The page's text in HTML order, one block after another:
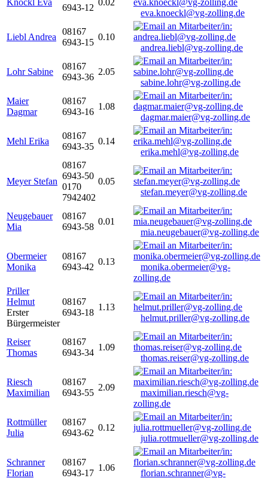
Knöckl Eva
6943-12
0.02
eva.knoeckl@vg-zolling.de
Liebl Andrea
08167
6943-15
0.10
andrea.liebl@vg-zolling.de
Lohr Sabine
08167
6943-36
2.05
sabine.lohr@vg-zolling.de
Maier
Dagmar
08167
6943-16
1.08
dagmar.maier@vg-zolling.de
Mehl Erika
08167
6943-35
0.14
erika.mehl@vg-zolling.de
Meyer Stefan
08167
6943-50
0170
7942402
0.05
stefan.meyer@vg-zolling.de
Neugebauer
Mia
08167
6943-58
0.01
mia.neugebauer@vg-zolling.de
Obermeier
Monika
08167
6943-42
0.13
monika.obermeier@vg-
zolling.de
Priller
Helmut
Erster
Bürgermeister
08167
6943-18
1.13
helmut.priller@vg-zolling.de
Reiser
Thomas
08167
6943-34
1.09
thomas.reiser@vg-zolling.de
Riesch
Maximilian
08167
6943-55
2.09
maximilian.riesch@vg-
zolling.de
Rottmüller
Julia
08167
6943-62
0.12
julia.rottmueller@vg-zolling.de
Schranner
Florian
08167
6943-17
1.06
florian.schranner@vg-